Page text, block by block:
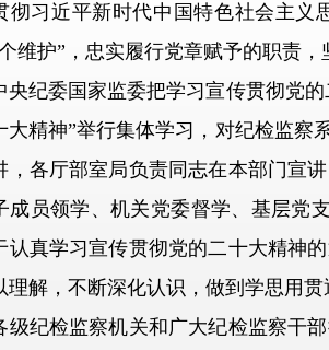
彻习近平新时代中国特色社会主义
维护”，忠实履行党章赋予的职责
委国家监委把学习宣传贯彻党的
大精神”举行集体学习，对纪检监察
，各厅部室局负责同志在本部门宣
成员领学、机关党委督学、基层党
认真学习宣传贯彻党的二十大精神
理解，不断深化认识，做到学思用
检监察机关和广大纪检监察干部